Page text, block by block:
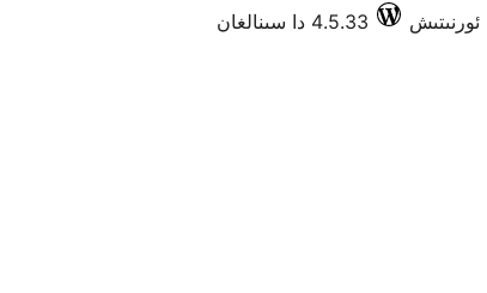
4.5.33 دا سىنالغان